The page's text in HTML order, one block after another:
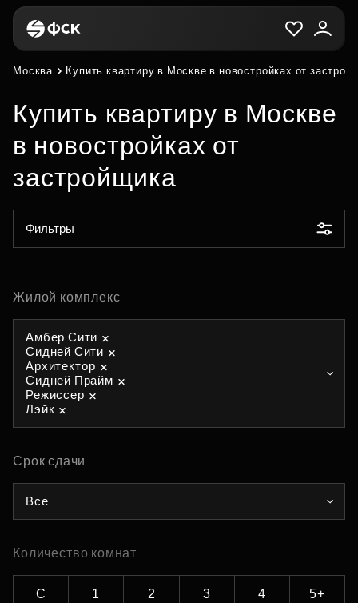
Москва Купить квартиру в Москве в новостройках от
Купить квартиру в Москве
в новостройках от
застройщика
Фильтры
Жилой комплекс
Амбер Сити
Сидней Сити
Архитектор
Сидней Прайм
Режиссер
Лэйк
Срок сдачи
Все
Количество комнат
С 1 2 3 4 5+